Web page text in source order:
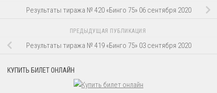
Результаты тиража № 420 «Бинго 75» 06 сентября 2020
ПРЕДЫДУЩАЯ ПУБЛИКАЦИЯ
Результаты тиража № 419 «Бинго 75» 03 сентября 2020
КУПИТЬ БИЛЕТ ОНЛАЙН